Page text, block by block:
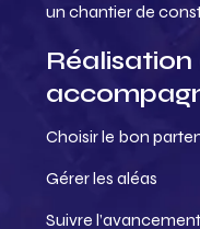
un chantier de
Réalisation
Choisir le bon
Gérer les aléas
Suivre l’avancement